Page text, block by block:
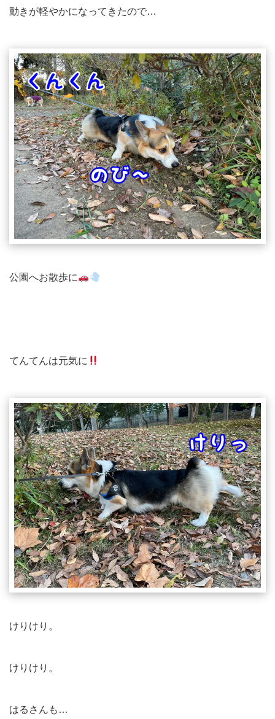
動きが軽やかになってきたので…
公園へお散歩に
てんてんは元気に
けりけり。
けりけり。
はるさんも…